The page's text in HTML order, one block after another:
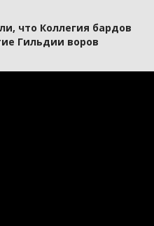
что Коллегия бардов
Гильдии воров